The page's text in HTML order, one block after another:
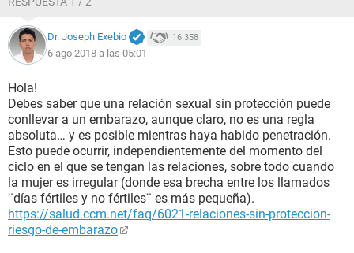
Dr. Joseph Exebio 16.358
6 ago 2018 a las 05:01
Hola!
Debes saber que una relación sexual sin protección puede
conllevar a un embarazo, aunque claro, no es una regla
absoluta… y es posible mientras haya habido penetración.
Esto puede ocurrir, independientemente del momento del
ciclo en el que se tengan las relaciones, sobre todo cuando
la mujer es irregular (donde esa brecha entre los llamados
¨días fértiles y no fértiles¨ es más pequeña).
https://salud.ccm.net/faq/6021-relaciones-sin-proteccion-
riesgo-de-embarazo